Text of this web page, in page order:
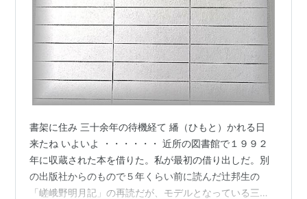
書架に住み 三十余年の待機経て 繙（ひもと）かれる日
来たね いよいよ ・・・・・・ 近所の図書館で１９９２
年に収蔵された本を借りた。私が最初の借り出しだ。別
の出版社からのもので５年くらい前に読んだ辻邦生の
「嵯峨野明月記」の再読だが、モデルとなっている三人